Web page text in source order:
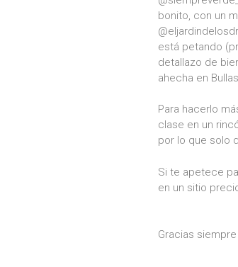
bonito, con un
está petando
detallazo de
ahecha en
Para hacerlo
clase en un
por lo que solo
Si te apetece
en un sitio
Gracias